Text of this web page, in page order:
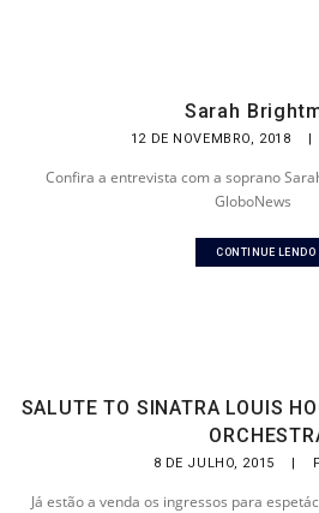
Sarah
12 DE NOVEMBRO, 2018
Confira a entrevista com a soprano
GloboNews
CONTINUE LENDO
SALUTE TO SINATRA LOUIS
8 DE JULHO, 2015 |
Já estão a venda os ingressos para